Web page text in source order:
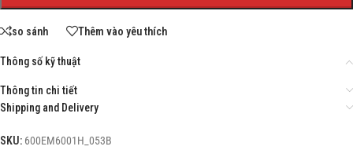
so sánh Thêm vào yêu thích
Thông số kỹ thuật
Thông tin chi tiết
Shipping and Delivery
SKU: 600EM6001H_053B